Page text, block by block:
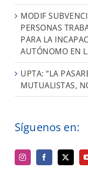
MODIF
PERSONAS
PARA LA
AUTÓNOMO EN
UPTA: “LA
MUTUALISTAS,
Síguenos en: